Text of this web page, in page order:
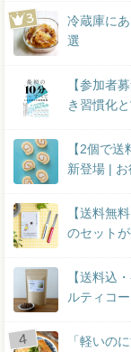
冷蔵庫に
選
【参加者
き習慣化
【2個で
新登場 |
【送料無
のセット
【送料込
ルティコ
「軽いの